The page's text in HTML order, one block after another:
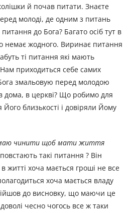
й почав питати. Знаєте
молоді, де одним з питань
до Бога? Багато осіб тут в
немає жодного. Виринає питання
ті питання які мають
приходиться себе самих
змальовую перед молодою
дома, в церкві? Що робимо для
близькості і довіряли Йому
чинити щоб мати життя
такі питання ? Він
житті хоча мається гроші не все
хоча мається владу
до висновку, що маючи це
чесно чогось все ж таки